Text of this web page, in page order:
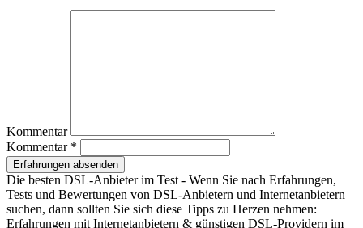
Kommentar
Kommentar *
Erfahrungen absenden
Die besten DSL-Anbieter im Test - Wenn Sie nach Erfahrungen,
Tests und Bewertungen von DSL-Anbietern und Internetanbietern
suchen, dann sollten Sie sich diese Tipps zu Herzen nehmen:
Erfahrungen mit Internetanbietern & günstigen DSL-Providern im